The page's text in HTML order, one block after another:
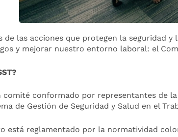
de las acciones que protegen la seguridad
y mejorar nuestro entorno laboral: el
comité conformado por representantes de
de Gestión de Seguridad y Salud en el
está reglamentado por la normatividad